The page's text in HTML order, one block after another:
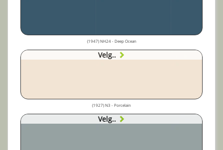
(1947) NH24 - Deep Ocean
Velg..
(1927) N3 - Porcelain
Velg..